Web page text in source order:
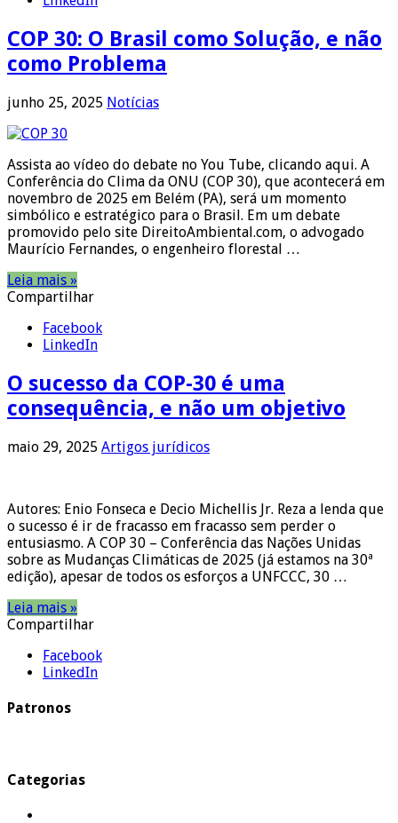
COP 30: O Brasil como Solução, e não
como Problema
junho 25, 2025 Notícias
Assista ao vídeo do debate no You Tube, clicando aqui. A
Conferência do Clima da ONU (COP 30), que acontecerá em
novembro de 2025 em Belém (PA), será um momento
simbólico e estratégico para o Brasil. Em um debate
promovido pelo site DireitoAmbiental.com, o advogado
Maurício Fernandes, o engenheiro florestal …
Leia mais »
Compartilhar
Facebook
LinkedIn
O sucesso da COP-30 é uma
consequência, e não um objetivo
maio 29, 2025 Artigos jurídicos
Autores: Enio Fonseca e Decio Michellis Jr. Reza a lenda que
o sucesso é ir de fracasso em fracasso sem perder o
entusiasmo. A COP 30 – Conferência das Nações Unidas
sobre as Mudanças Climáticas de 2025 (já estamos na 30ª
edição), apesar de todos os esforços a UNFCCC, 30 …
Leia mais »
Compartilhar
Facebook
LinkedIn
Patronos
Categorias